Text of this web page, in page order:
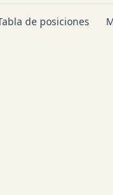
de posiciones